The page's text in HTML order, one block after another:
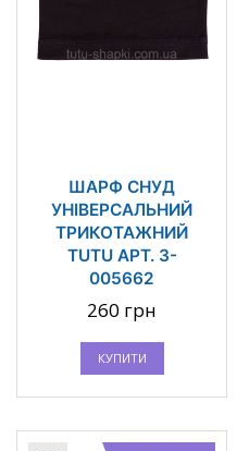
ШАРФ СНУД
УНІВЕРСАЛЬНИЙ
ТРИКОТАЖНИЙ
TUTU АРТ. 3-
005662
260 грн
КУПИТИ